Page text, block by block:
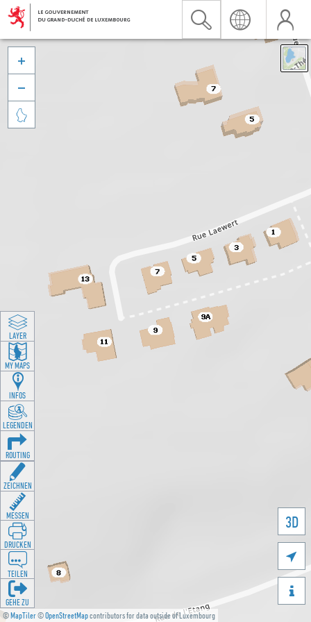
©MapTiler©OpenStreetMapcontributors for data outside of Luxembourg
3D





LAYER
MY MAPS
INFOS
LEGENDEN
ROUTING
ZEICHNEN
MESSEN
DRUCKEN
TEILEN
GEHE ZU